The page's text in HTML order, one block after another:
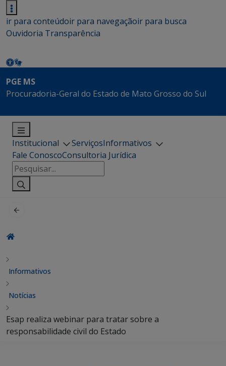
ir para conteúdoir para navegaçãoir para busca
Ouvidoria Transparência
PGE MS
Procuradoria-Geral do Estado de Mato Grosso do Sul
Institucional ServiçosInformativos
Fale ConoscoConsultoria Jurídica
Pesquisar
por:
Informativos
Notícias
Esap realiza webinar para tratar sobre a
responsabilidade civil do Estado